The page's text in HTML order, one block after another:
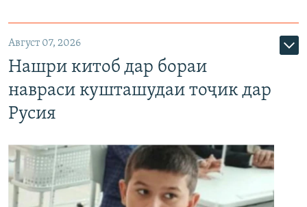
Август 07, 2026
Нашри китоб дар бораи
навраси кушташудаи тоҷик дар
Русия